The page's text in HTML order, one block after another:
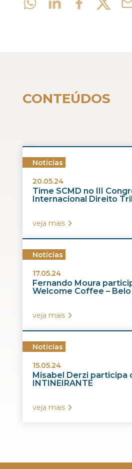
CONTEÚDOS
Notícias
20.05.24
Time SCMD no III
Internacional Direito
veja mais
Notícias
17.05.24
Fernando Moura
Welcome Coffee –
veja mais
Notícias
15.05.24
Misabel Derzi participa
INTINEIRANTE
veja mais